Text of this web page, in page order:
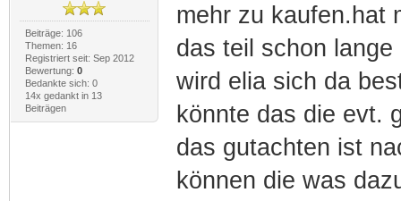
Beiträge: 106
Themen: 16
Registriert seit: Sep 2012
Bewertung: 0
Bedankte sich: 0
14x gedankt in 13
Beiträgen
mehr zu kaufen.hat
das teil schon
wird elia sich da
könnte das die evt.
das gutachten ist
können die was